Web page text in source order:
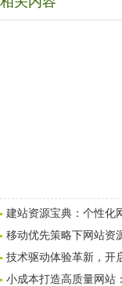
建站资源宝典：个性化
移动优先策略下网站资
技术驱动体验革新，开
小成本打造高质量网站